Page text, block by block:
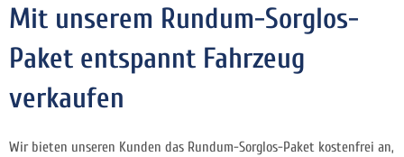
Mit unserem Rundum-Sorglos-
Paket entspannt Fahrzeug
verkaufen
Wir bieten unseren Kunden das Rundum-Sorglos-Paket kostenfrei an,